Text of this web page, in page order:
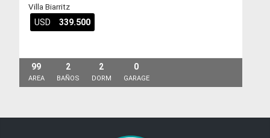
Villa Biarritz
USD 339.500
99
AREA
2
BAÑOS
2
DORM
0
GARAGE